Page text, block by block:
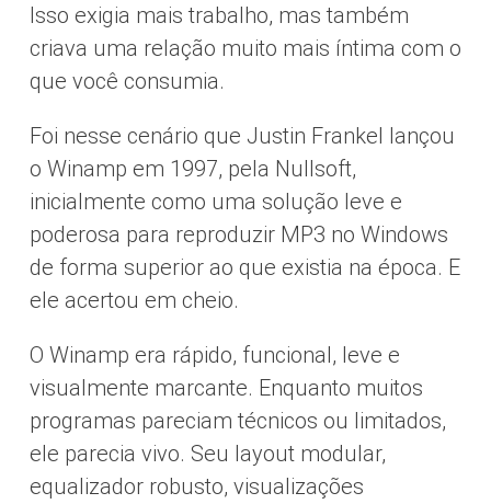
Isso exigia mais trabalho, mas também
criava uma relação muito mais íntima com o
que você consumia.
Foi nesse cenário que Justin Frankel lançou
o Winamp em 1997, pela Nullsoft,
inicialmente como uma solução leve e
poderosa para reproduzir MP3 no Windows
de forma superior ao que existia na época. E
ele acertou em cheio.
O Winamp era rápido, funcional, leve e
visualmente marcante. Enquanto muitos
programas pareciam técnicos ou limitados,
ele parecia vivo. Seu layout modular,
equalizador robusto, visualizações